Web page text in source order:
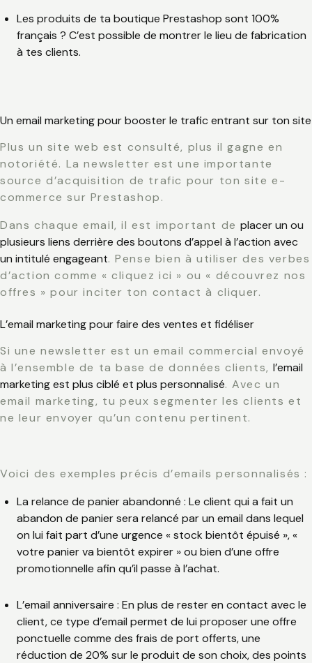
Les produits de ta boutique Prestashop sont 100%
français ? C’est possible de montrer le lieu de fabrication
à tes clients.
Un email marketing pour booster le trafic entrant sur ton site
Plus un site web est consulté, plus il gagne en
notoriété. La newsletter est une importante
source d’acquisition de trafic pour ton site e-
commerce sur Prestashop.
Dans chaque email, il est important deplacer un ou
plusieurs liens derrière des boutons d’appel à l’action avec
un intitulé engageant. Pense bien à utiliser des verbes
d’action comme « cliquez ici » ou « découvrez nos
offres » pour inciter ton contact à cliquer.
L’email marketing pour faire des ventes et fidéliser
Si une newsletter est un email commercial envoyé
à l’ensemble de ta base de données clients,l’email
marketing est plus ciblé et plus personnalisé. Avec un
email marketing, tu peux segmenter les clients et
ne leur envoyer qu’un contenu pertinent.
Voici des exemples précis d’emails personnalisés :
La relance de panier abandonné : Le client qui a fait un
abandon de panier sera relancé par un email dans lequel
on lui fait part d’une urgence « stock bientôt épuisé », «
votre panier va bientôt expirer » ou bien d’une offre
promotionnelle afin qu’il passe à l’achat.
L’email anniversaire : En plus de rester en contact avec le
client, ce type d’email permet de lui proposer une offre
ponctuelle comme des frais de port offerts, une
réduction de 20% sur le produit de son choix, des points